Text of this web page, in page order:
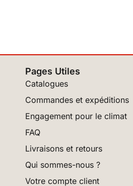
Pages Utiles
Catalogues
Commandes et expéditions
Engagement pour le climat
FAQ
Livraisons et retours
Qui sommes-nous ?
Votre compte client